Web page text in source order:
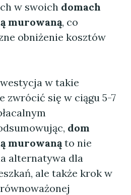
w swoich domach
murowaną, co
obniżenie kosztów
w takie
zwrócić się w ciągu 5-7
dom
murowanąto nie
alternatywa dla
ale także krok w